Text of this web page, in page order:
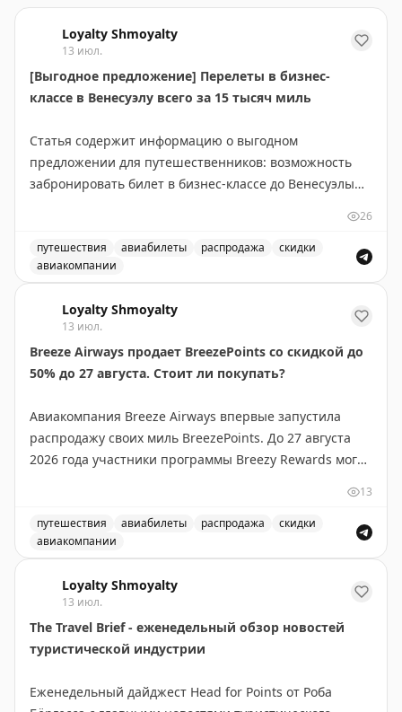
Loyalty Shmoyalty
13 июл.
[Выгодное предложение] Перелеты в бизнес-
классе в Венесуэлу всего за 15 тысяч миль
Статья содержит информацию о выгодном
предложении для путешественников: возможность
забронировать билет в бизнес-классе до Венесуэлы
своей программе лояльности авиакомпании. Такие
предложения встречаются редко и позволяют
Рекомендуется следить за подобными alert'ами, чтобы
не пропустить выгодные варианты бронирования.
Juan Ruiz| Original
26
путешествия авиабилеты распродажа
скидки
авиакомпании
Loyalty Shmoyalty
13 июл.
Breeze Airways продает BreezePoints со скидкой до
50% до 27 августа. Стоит ли покупать?
Авиакомпания Breeze Airways впервые запустила
распродажу своих миль BreezePoints. До 27 августа
2026 года участники программы Breezy Rewards могут
объема: 1000 баллов без скидки, 2000-4000 — 30%,
5000-9000 — 40%, 10000+ — 50%. Баллы
держателей карты Breeze Easy Visa. Тайлер Глатт
рекомендует покупать баллы только если вы найдете
выгодные перелеты, где стоимость за балл
превышает 1,45¢. На некоторых маршрутах баллы
покупкой проверьте цены на сайте Breeze.
13
путешествия авиабилеты распродажа
скидки
авиакомпании
Loyalty Shmoyalty
13 июл.
The Travel Brief - еженедельный обзор новостей
туристической индустрии
Еженедельный дайджест Head for Points от Роба